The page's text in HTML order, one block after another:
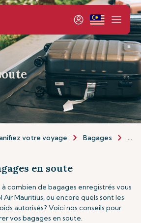
votre voyage Bagages
en soute
combien de bagages enregistrés vous
Air Mauritius, ou encore quels sont les
autorisés? Voici nos conseils pour
vos bagages en soute.